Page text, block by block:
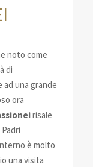
noto come
di
ad una grande
ora
risale
è molto
una visita